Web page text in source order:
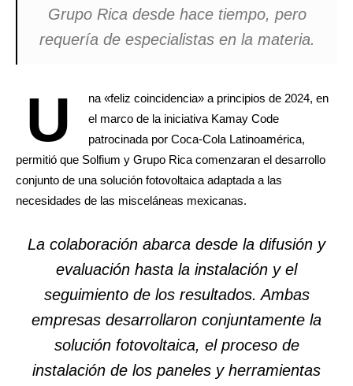
Grupo Rica desde hace tiempo, pero
requería de especialistas en la materia.
U
na «feliz coincidencia» a principios de 2024, en
el marco de la iniciativa Kamay Code
patrocinada por Coca-Cola Latinoamérica,
permitió que Solfium y Grupo Rica comenzaran el desarrollo
conjunto de una solución fotovoltaica adaptada a las
necesidades de las misceláneas mexicanas.
La colaboración abarca desde la difusión y
evaluación hasta la instalación y el
seguimiento de los resultados. Ambas
empresas desarrollaron conjuntamente la
solución fotovoltaica, el proceso de
instalación de los paneles y herramientas